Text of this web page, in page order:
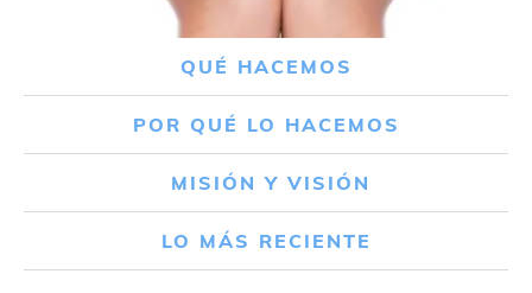
QUÉ HACEMOS
POR QUÉ LO HACEMOS
MISIÓN Y VISIÓN
LO MÁS RECIENTE